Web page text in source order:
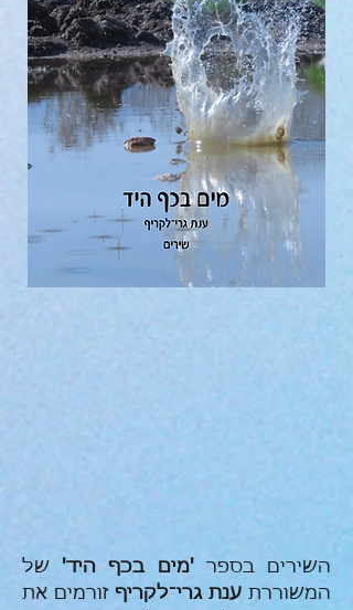
השירים בספר'מים בכף היד' של
המשוררת ענת גרי־לקריף זורמים את